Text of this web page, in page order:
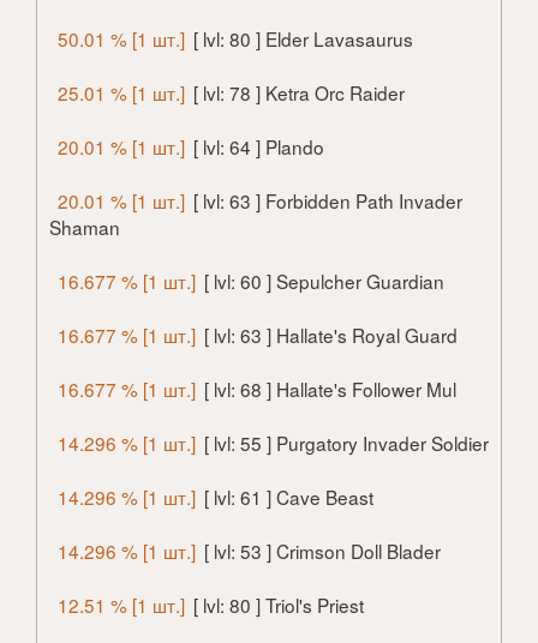
50.01 % [1 шт.] [ lvl: 80 ] Elder Lavasaurus
25.01 % [1 шт.] [ lvl: 78 ] Ketra Orc Raider
20.01 % [1 шт.] [ lvl: 64 ] Plando
20.01 % [1 шт.] [ lvl: 63 ] Forbidden Path Invader
Shaman
16.677 % [1 шт.] [ lvl: 60 ] Sepulcher Guardian
16.677 % [1 шт.] [ lvl: 63 ] Hallate's Royal Guard
16.677 % [1 шт.] [ lvl: 68 ] Hallate's Follower Mul
14.296 % [1 шт.] [ lvl: 55 ] Purgatory Invader Soldier
14.296 % [1 шт.] [ lvl: 61 ] Cave Beast
14.296 % [1 шт.] [ lvl: 53 ] Crimson Doll Blader
12.51 % [1 шт.] [ lvl: 80 ] Triol's Priest